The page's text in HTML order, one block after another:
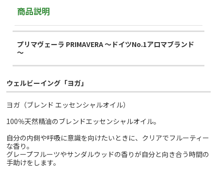
商品説明
プリマヴェーラ PRIMAVERA ～ドイツNo.1アロマブランド
～
ウェルビーイング「ヨガ」
ヨガ（ブレンド エッセンシャルオイル）
100％天然精油のブレンドエッセンシャルオイル。
自分の内側や呼吸に意識を向けたいときに、クリアでフルーティー
な香り。
グレープフルーツやサンダルウッドの香りが自分と向き合う時間の
手助けをします。